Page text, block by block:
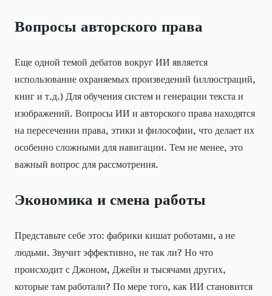
Вопросы авторского права
Еще одной темой дебатов вокруг ИИ является
использование охраняемых произведений (иллюстраций,
книг и т.д.) Для обучения систем и генерации текста и
изображений. Вопросы ИИ и авторского права находятся
на пересечении права, этики и философии, что делает их
особенно сложными для навигации. Тем не менее, это
важный вопрос для рассмотрения.
Экономика и смена работы
Представьте себе это: фабрики кишат роботами, а не
людьми. Звучит эффективно, не так ли? Но что
происходит с Джоном, Джейн и тысячами других,
которые там работали? По мере того, как ИИ становится